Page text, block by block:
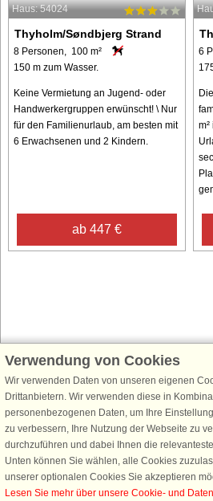
Haus: 54024
Thyholm/Søndbjerg Strand
8 Personen, 100 m²
150 m zum Wasser.
Keine Vermietung an Jugend- oder
Handwerkergruppen erwünscht! \ Nur
für den Familienurlaub, am besten mit
6 Erwachsenen und 2 Kindern.
ab 447 €
6
Schließen Sie sich 100.000 Ferienhaus-
Erhalten Sie einenWillkommensgutschein
Ferienhausurlaub - melden Sie sich einfach
an. Verpassen Sie nie wieder exklusive
Urlaubstipps!
Verwendung von Cookies
Wir verwenden Daten von unseren eigenen
Drittanbietern. Wir verwenden diese in
personenbezogenen Daten, um Ihre
zu verbessern, Ihre Nutzung der Webseite zu
durchzuführen und dabei Ihnen die
Unten können Sie wählen, alle Cookies
unserer optionalen Cookies Sie akzeptieren
Lesen Sie mehr über unsere Cookie- und